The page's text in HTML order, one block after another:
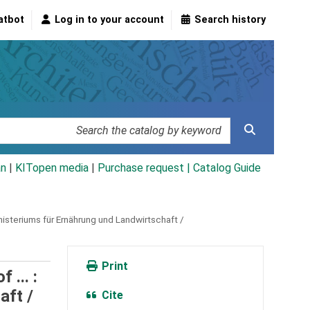
Log in to your account Search history
KITopen media Purchase request | Catalog Guide
für Ernährung und Landwirtschaft /
... :
/
Print
Cite